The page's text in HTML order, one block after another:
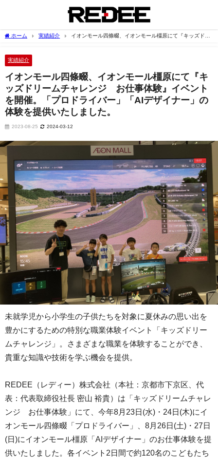
ホーム 実績紹介
イオンモール四條畷、イオンモール橿原にて『キッズドリ
実績紹介
イオンモール四條畷、イオンモール橿原にて『キ
ッズドリームチャレンジ お仕事体験』イベント
を開催。「プロドライバー」「AIデザイナー」の
体験を提供いたしました。
2023-08-25 2024-03-12
未就学児から小学生の子供たちを対象に夏休みの思い出を
豊かにするための特別な職業体験イベント「キッズドリー
ムチャレンジ」。さまざまな職業を体験することができ、
貴重な知識や技術を学ぶ機会を提供。
REDEE（レディー）株式会社（本社：京都市下京区、代
表：代表取締役社長 密山 裕貴）は「キッズドリームチャレ
ンジ お仕事体験」にて、今年8月23日(水)・24日(木)にイ
オンモール四條畷「プロドライバー」、8月26日(土)・27日
(日)にイオンモール橿原「AIデザイナー」のお仕事体験を提
供いたしました。各イベント2日間で約120名のこどもたち